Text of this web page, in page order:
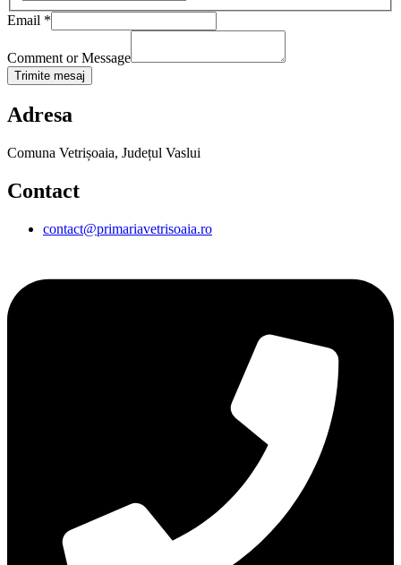
Email *
Comment or Message
Trimite mesaj
Adresa
Comuna Vetrișoaia, Județul Vaslui
Contact
contact@primariavetrisoaia.ro